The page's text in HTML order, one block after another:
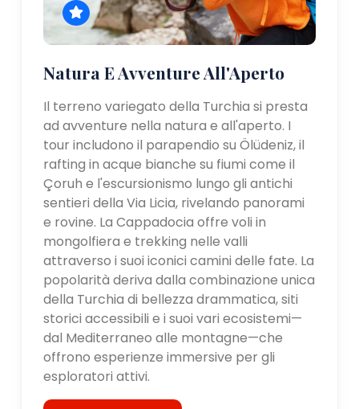
Natura E Avventure All'Aperto
Il terreno variegato della Turchia si presta
ad avventure nella natura e all'aperto. I
tour includono il parapendio su Ölüdeniz, il
rafting in acque bianche su fiumi come il
Çoruh e l'escursionismo lungo gli antichi
sentieri della Via Licia, rivelando panorami
e rovine. La Cappadocia offre voli in
mongolfiera e trekking nelle valli
attraverso i suoi iconici camini delle fate. La
popolarità deriva dalla combinazione unica
della Turchia di bellezza drammatica, siti
storici accessibili e i suoi vari ecosistemi—
dal Mediterraneo alle montagne—che
offrono esperienze immersive per gli
esploratori attivi.